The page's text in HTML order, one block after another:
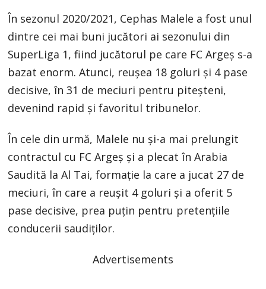
În sezonul 2020/2021, Cephas Malele a fost unul
dintre cei mai buni jucători ai sezonului din
SuperLiga 1, fiind jucătorul pe care FC Argeș s-a
bazat enorm. Atunci, reușea 18 goluri și 4 pase
decisive, în 31 de meciuri pentru piteșteni,
devenind rapid și favoritul tribunelor.
În cele din urmă, Malele nu și-a mai prelungit
contractul cu FC Argeș și a plecat în Arabia
Saudită la Al Tai, formație la care a jucat 27 de
meciuri, în care a reușit 4 goluri și a oferit 5
pase decisive, prea puțin pentru pretențiile
conducerii saudiților.
Advertisements